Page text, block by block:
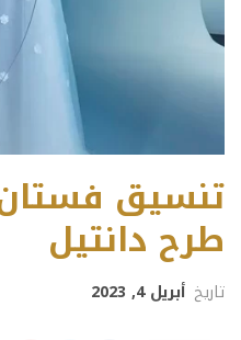
تنسيق
طرح دانتيل
تاريخ أبريل 4, 2023